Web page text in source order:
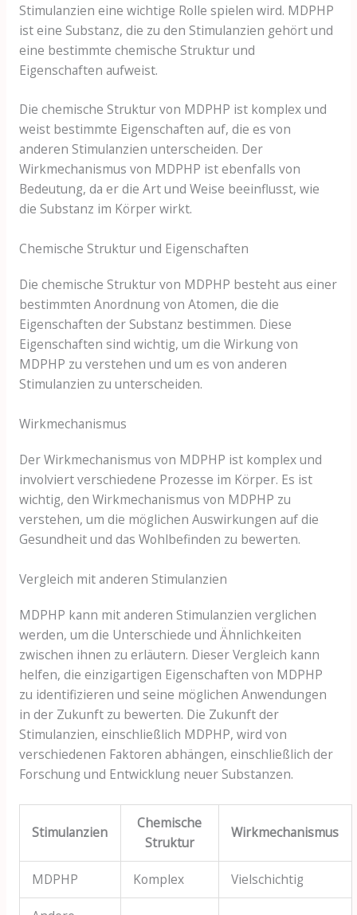
Stimulanzien eine wichtige Rolle spielen wird. MDPHP
ist eine Substanz, die zu den Stimulanzien gehört und
eine bestimmte chemische Struktur und
Eigenschaften aufweist.
Die chemische Struktur von MDPHP ist komplex und
weist bestimmte Eigenschaften auf, die es von
anderen Stimulanzien unterscheiden. Der
Wirkmechanismus von MDPHP ist ebenfalls von
Bedeutung, da er die Art und Weise beeinflusst, wie
die Substanz im Körper wirkt.
Chemische Struktur und Eigenschaften
Die chemische Struktur von MDPHP besteht aus einer
bestimmten Anordnung von Atomen, die die
Eigenschaften der Substanz bestimmen. Diese
Eigenschaften sind wichtig, um die Wirkung von
MDPHP zu verstehen und um es von anderen
Stimulanzien zu unterscheiden.
Wirkmechanismus
Der Wirkmechanismus von MDPHP ist komplex und
involviert verschiedene Prozesse im Körper. Es ist
wichtig, den Wirkmechanismus von MDPHP zu
verstehen, um die möglichen Auswirkungen auf die
Gesundheit und das Wohlbefinden zu bewerten.
Vergleich mit anderen Stimulanzien
MDPHP kann mit anderen Stimulanzien verglichen
werden, um die Unterschiede und Ähnlichkeiten
zwischen ihnen zu erläutern. Dieser Vergleich kann
helfen, die einzigartigen Eigenschaften von MDPHP
zu identifizieren und seine möglichen Anwendungen
in der Zukunft zu bewerten. Die Zukunft der
Stimulanzien, einschließlich MDPHP, wird von
verschiedenen Faktoren abhängen, einschließlich der
Forschung und Entwicklung neuer Substanzen.
Stimulanzien
Chemische
Struktur
Wirkmechanismus
MDPHP Komplex Vielschichtig